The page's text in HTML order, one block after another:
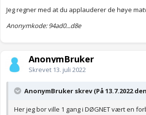
Jeg regner med at du applauderer de høye
Anonymkode: 94ad0...d8e
AnonymBruker
Skrevet 13. juli 2022
AnonymBruker skrev (På 13.7.2022
Her jeg bor ville 1 gang i DØGNET vært en